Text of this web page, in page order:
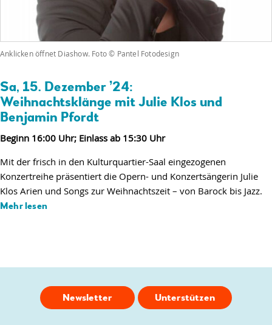
Anklicken öffnet Diashow. Foto © Pantel Fotodesign
Sa, 15. Dezember ’24:
Weihnachtsklänge mit Julie Klos und
Benjamin Pfordt
Beginn 16:00 Uhr; Einlass ab 15:30 Uhr
Mit der frisch in den Kulturquartier-Saal eingezogenen
Konzertreihe präsentiert die Opern- und Konzertsängerin Julie
Klos Arien und Songs zur Weihnachtszeit – von Barock bis Jazz.
Mehr lesen
Newsletter Unterstützen